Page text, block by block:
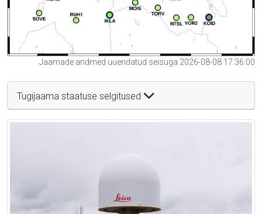
Jaamade andmed uuendatud seisuga 2026-08-08 17:36:00
Tugijaama staatuse selgitused